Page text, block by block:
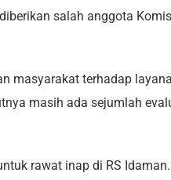
salah anggota
masyarakat terhadap
masih ada sejumlah
rawat inap di RS